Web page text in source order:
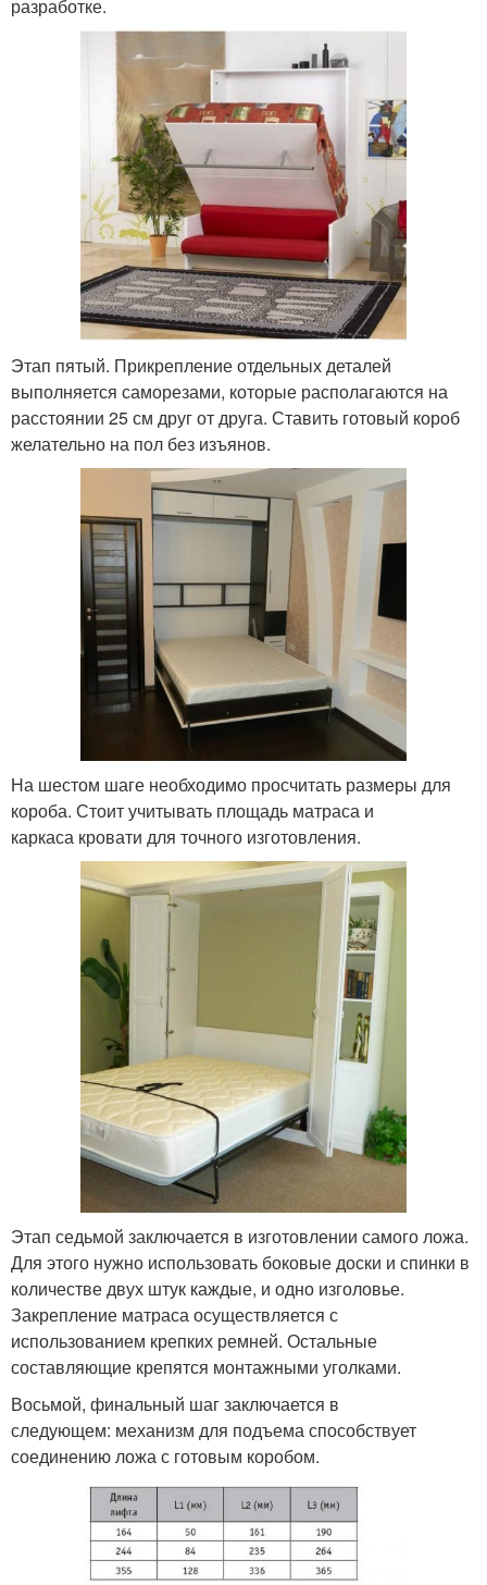
разработке.
Этап пятый. Прикрепление отдельных деталей
выполняется саморезами, которые располагаются на
расстоянии 25 см друг от друга. Ставить готовый короб
желательно на пол без изъянов.
На шестом шаге необходимо просчитать размеры для
короба. Стоит учитывать площадь матраса и
каркаса кровати для точного изготовления.
Этап седьмой заключается в изготовлении самого ложа.
Для этого нужно использовать боковые доски и спинки в
количестве двух штук каждые, и одно изголовье.
Закрепление матраса осуществляется с
использованием крепких ремней. Остальные
составляющие крепятся монтажными уголками.
Восьмой, финальный шаг заключается в
следующем: механизм для подъема способствует
соединению ложа с готовым коробом.